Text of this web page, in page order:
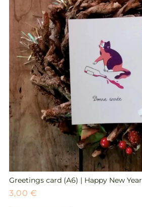
Greetings card (A6) | Happy New Year
3,00€